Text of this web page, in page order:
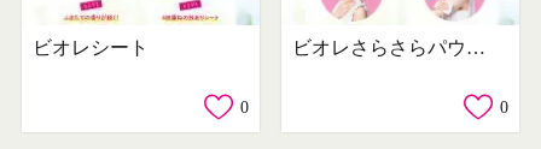
ビオレシート
0
ビオレさらさらパウダーシート
0